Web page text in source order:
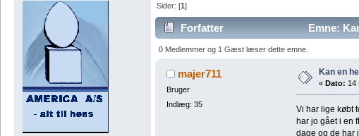
Sider: [1]
Forfatter Emne:
0 Medlemmer og 1 Gæst læser dette emne.
majer711
Bruger
Indlæg: 35
Kan en
« Dato: 14
Vi har lige købt
har jo gået i en
dage og de har